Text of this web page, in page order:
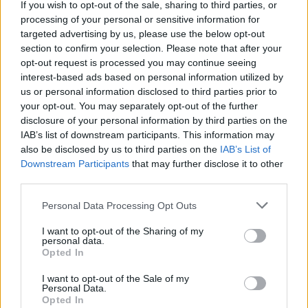
If you wish to opt-out of the sale, sharing to third parties, or
processing of your personal or sensitive information for
targeted advertising by us, please use the below opt-out
section to confirm your selection. Please note that after your
opt-out request is processed you may continue seeing
interest-based ads based on personal information utilized by
us or personal information disclosed to third parties prior to
your opt-out. You may separately opt-out of the further
disclosure of your personal information by third parties on the
IAB’s list of downstream participants. This information may
also be disclosed by us to third parties on the IAB’s List of
Downstream Participants that may further disclose it to other
Please note that this website/app uses one or more Google
not limited to your visit or usage behaviour. You may click to
grant or deny consent to Google and its third-party tags to
use your data for below specified purposes in below Google
consent section.
Personal Data Processing Opt Outs
I want to opt-out of the Sharing of my
personal data.
Opted In
I want to opt-out of the Sale of my
Personal Data.
Opted In